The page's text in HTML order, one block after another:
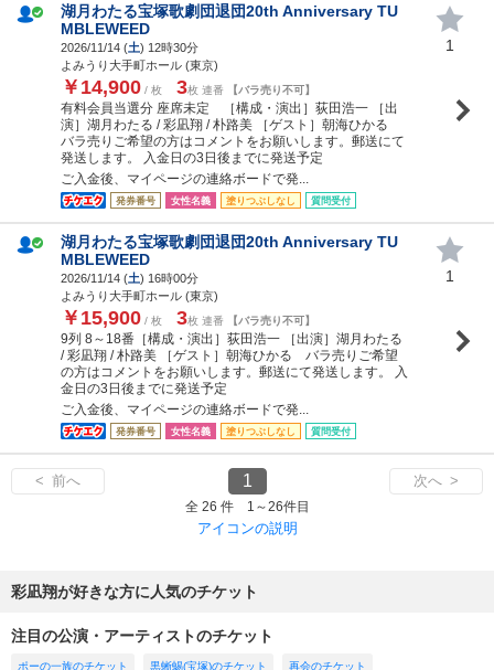
湖月わたる宝塚歌劇団退団20th Anniversary TU
MBLEWEED
2026/11/14 (土) 12時30分
よみうり大手町ホール (東京)
￥14,900 / 枚 3枚 連番 【バラ売り不可】
有料会員当選分 座席未定 ［構成・演出］荻田浩一 ［出
演］湖月わたる / 彩凪翔 / 朴路美 ［ゲスト］朝海ひかる
バラ売りご希望の方はコメントをお願いします。郵送にて
発送します。 入金日の3日後までに発送予定
ご入金後、マイページの連絡ボードで発...
発券番号 女性名義 塗りつぶしなし 質問受付
1
湖月わたる宝塚歌劇団退団20th Anniversary TU
MBLEWEED
2026/11/14 (土) 16時00分
よみうり大手町ホール (東京)
￥15,900 / 枚 3枚 連番 【バラ売り不可】
9列 8～18番［構成・演出］荻田浩一 ［出演］湖月わたる
/ 彩凪翔 / 朴路美 ［ゲスト］朝海ひかる バラ売りご希望
の方はコメントをお願いします。郵送にて発送します。 入
金日の3日後までに発送予定
ご入金後、マイページの連絡ボードで発...
発券番号 女性名義 塗りつぶしなし 質問受付
1
< 前へ 1 次へ >
全 26 件 1～26件目
アイコンの説明
彩凪翔が好きな方に人気のチケット
注目の公演・アーティストのチケット
ポーの一族のチケット 黒蜥蜴(宝塚)のチケット 再会のチケット